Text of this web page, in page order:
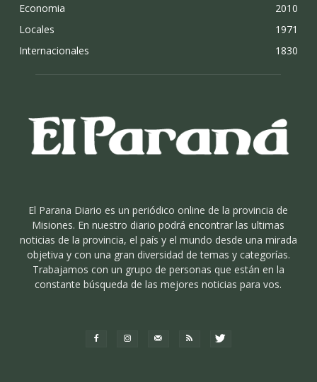
Economia
2010
Locales
1971
Internacionales
1830
El Parana Diario es un periódico online de la provincia de
Misiones. En nuestro diario podrá encontrar las ultimas
noticias de la provincia, el país y el mundo desde una mirada
objetiva y con una gran diversidad de temas y categorías.
Trabajamos con un grupo de personas que están en la
constante búsqueda de las mejores noticias para vos.